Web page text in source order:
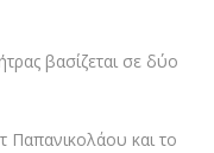
βασίζεται σε δύο
Παπανικολάου και το